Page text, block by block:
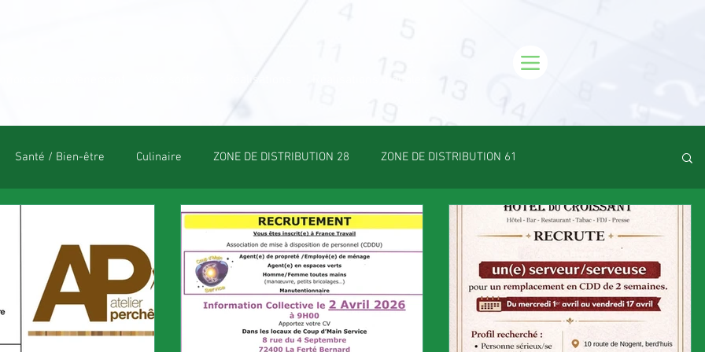
Santé / Bien-être Culinaire ZONE DE DISTRIBUTION 28 ZONE DE DISTRIBUTION 61
ESPACE NATURE POLE SPORT Emploi VOS SORTIES Maison Sport